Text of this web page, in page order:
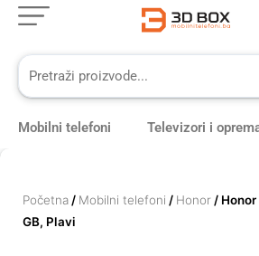
Skip
content
Mobilni telefoni Televizori i
Početna / Mobilni telefoni / Honor /
GB, Plavi